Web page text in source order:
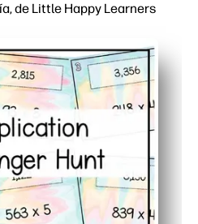
de Little Happy Learners